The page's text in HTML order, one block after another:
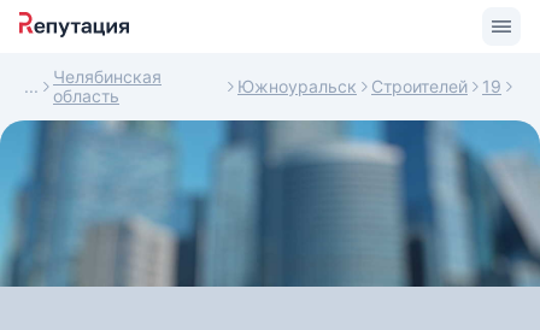
Челябинская
область
Южноуральск Строителей 19